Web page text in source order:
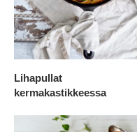
Lihapullat
kermakastikkeessa